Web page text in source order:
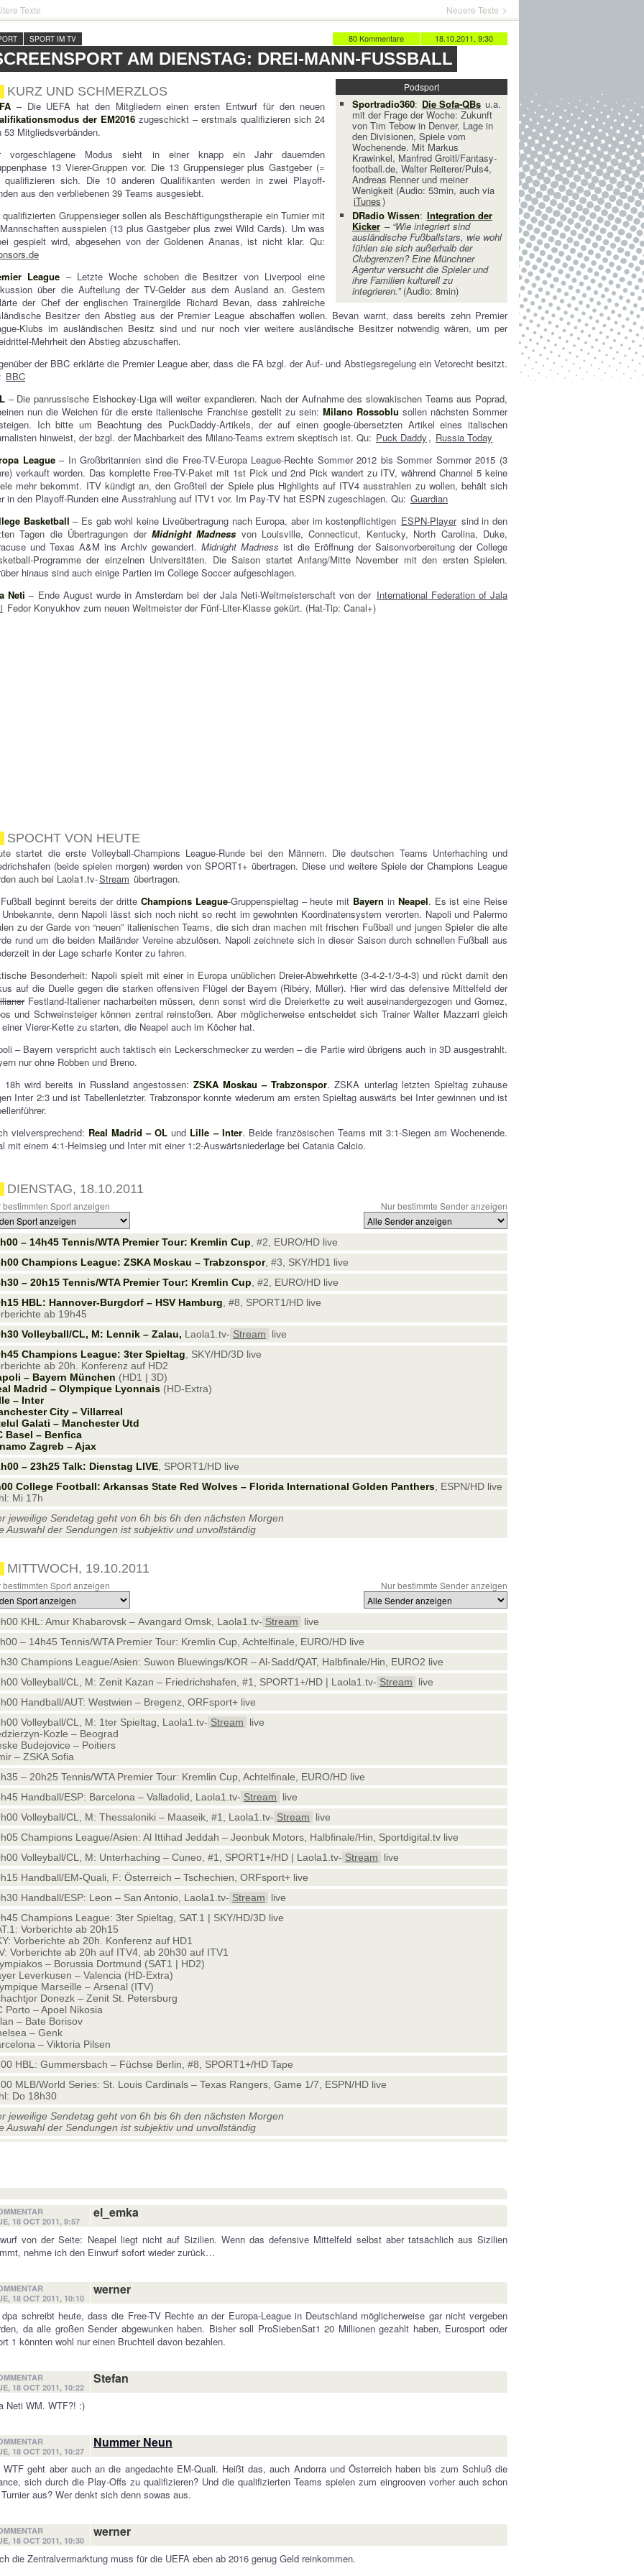
Texte Neuere Texte
18.10.2011, 9:30
80 Kommentare
SPORT IM TV
AM DIENSTAG: DREI-MANN-FUSSBALL
KURZ UND SCHMERZLOS Podsport
Sportradio360: Die Sofa-QBs u.a.
mit der Frage der Woche: Zukunft
von Tim Tebow in Denver, Lage in
den Divisionen, Spiele vom
Wochenende. Mit Markus
Krawinkel, Manfred Groitl/Fantasy-
football.de, Walter Reiterer/Puls4,
Andreas Renner und meiner
Wenigkeit (Audio: 53min, auch via
iTunes)
DRadio Wissen: Integration der
Kicker – “Wie integriert sind
ausländische Fußballstars, wie wohl
fühlen sie sich außerhalb der
Clubgrenzen? Eine Münchner
Agentur versucht die Spieler und
ihre Familien kulturell zu
integrieren.”(Audio: 8min)
– Die UEFA hat den Mitgliedern einen ersten Entwurf für den neuen
der EM2016 zugeschickt – erstmals qualifizieren sich 24
53 Mitgliedsverbänden.
vorgeschlagene Modus sieht in einer knapp ein Jahr dauernden
13 Vierer-Gruppen vor. Die 13 Gruppensieger plus Gastgeber (=
qualifizieren sich. Die 10 anderen Qualifikanten werden in zwei Playoff-
aus den verbliebenen 39 Teams ausgesiebt.
qualifizierten Gruppensieger sollen als Beschäftigungstherapie ein Turnier mit
ausspielen (13 plus Gastgeber plus zwei Wild Cards). Um was
gespielt wird, abgesehen von der Goldenen Ananas, ist nicht klar. Qu:
League – Letzte Woche schoben die Besitzer von Liverpool eine
über die Aufteilung der TV-Gelder aus dem Ausland an. Gestern
der Chef der englischen Trainergilde Richard Bevan, dass zahlreiche
Besitzer den Abstieg aus der Premier League abschaffen wollen. Bevan warnt, dass bereits zehn Premier
Klubs im ausländischen Besitz sind und nur noch vier weitere ausländische Besitzer notwendig wären, um per
Mehrheit den Abstieg abzuschaffen.
der BBC erklärte die Premier League aber, dass die FA bzgl. der Auf- und Abstiegsregelung ein Vetorecht besitzt.
BBC
– Die panrussische Eishockey-Liga will weiter expandieren. Nach der Aufnahme des slowakischen Teams aus Poprad,
nun die Weichen für die erste italienische Franchise gestellt zu sein: Milano Rossoblu sollen nächsten Sommer
Ich bitte um Beachtung des PuckDaddy-Artikels, der auf einen google-übersetzten Artikel eines italischen
hinweist, der bzgl. der Machbarkeit des Milano-Teams extrem skeptisch ist. Qu: Puck Daddy , Russia Today
League– In Großbritannien sind die Free-TV-Europa League-Rechte Sommer 2012 bis Sommer Sommer 2015 (3
verkauft worden. Das komplette Free-TV-Paket mit 1st Pick und 2nd Pick wandert zu ITV, während Channel 5 keine
mehr bekommt. ITV kündigt an, den Großteil der Spiele plus Highlights auf ITV4 ausstrahlen zu wollen, behält sich
in den Playoff-Runden eine Ausstrahlung auf ITV1 vor. Im Pay-TV hat ESPN zugeschlagen. Qu: Guardian
Basketball – Es gab wohl keine Liveübertragung nach Europa, aber im kostenpflichtigen ESPN-Player sind in den
Tagen die Übertragungen der Midnight Madness von Louisville, Connecticut, Kentucky, North Carolina, Duke,
und Texas A&M ins Archiv gewandert.Midnight Madness ist die Eröffnung der Saisonvorbereitung der College
Programme der einzelnen Universitäten. Die Saison startet Anfang/Mitte November mit den ersten Spielen.
hinaus sind auch einige Partien im College Soccer aufgeschlagen.
Neti – Ende August wurde in Amsterdam bei der Jala Neti-Weltmeisterschaft von der International Federation of Jala
Fedor Konyukhov zum neuen Weltmeister der Fünf-Liter-Klasse gekürt. (Hat-Tip: Canal+)
SPOCHT VON HEUTE
startet die erste Volleyball-Champions League-Runde bei den Männern. Die deutschen Teams Unterhaching und
(beide spielen morgen) werden von SPORT1+ übertragen. Diese und weitere Spiele der Champions League
auch bei Laola1.tv-Stream übertragen.
beginnt bereits der dritte Champions League-Gruppenspieltag – heute mit Bayern in Neapel. Es ist eine Reise
denn Napoli lässt sich noch nicht so recht im gewohnten Koordinatensystem verorten. Napoli und Palermo
zu der Garde von “neuen” italienischen Teams, die sich dran machen mit frischen Fußball und jungen Spieler die alte
rund um die beiden Mailänder Vereine abzulösen. Napoli zeichnete sich in dieser Saison durch schnellen Fußball aus
in der Lage scharfe Konter zu fahren.
Besonderheit: Napoli spielt mit einer in Europa unüblichen Dreier-Abwehrkette (3-4-2-1/3-4-3) und rückt damit den
auf die Duelle gegen die starken offensiven Flügel der Bayern (Ribéry, Müller). Hier wird das defensive Mittelfeld der
Festland-Italiener nacharbeiten müssen, denn sonst wird die Dreierkette zu weit auseinandergezogen und Gomez,
und Schweinsteiger können zentral reinstoßen. Aber möglicherweise entscheidet sich Trainer Walter Mazzarri gleich
Vierer-Kette zu starten, die Neapel auch im Köcher hat.
– Bayern verspricht auch taktisch ein Leckerschmecker zu werden – die Partie wird übrigens auch in 3D ausgestrahlt.
nur ohne Robben und Breno.
18h wird bereits in Russland angestossen: ZSKA Moskau – Trabzonspor. ZSKA unterlag letzten Spieltag zuhause
Inter 2:3 und ist Tabellenletzter. Trabzonspor konnte wiederum am ersten Spieltag auswärts bei Inter gewinnen und ist
vielversprechend: Real Madrid – OL und Lille – Inter. Beide französischen Teams mit 3:1-Siegen am Wochenende.
mit einem 4:1-Heimsieg und Inter mit einer 1:2-Auswärtsniederlage bei Catania Calcio.
DIENSTAG, 18.10.2011
bestimmten Sport anzeigen Nur bestimmte Sender anzeigen
– 14h45 Tennis/WTA Premier Tour: Kremlin Cup , #2, EURO/HD live
Champions League: ZSKA Moskau – Trabzonspor, #3, SKY/HD1 live
– 20h15 Tennis/WTA Premier Tour: Kremlin Cup , #2, EURO/HD live
HBL: Hannover-Burgdorf – HSV Hamburg , #8, SPORT1/HD live
ab 19h45
Volleyball/CL, M: Lennik – Zalau, Laola1.tv- Stream
live
Champions League: 3ter Spieltag , SKY/HD/3D live
ab 20h. Konferenz auf HD2
– Bayern München (HD1 | 3D)
Madrid – Olympique Lyonnais (HD-Extra)
– Inter
City – Villarreal
Galati – Manchester Utd
Basel – Benfica
Zagreb – Ajax
– 23h25 Talk: Dienstag LIVE , SPORT1/HD live
College Football: Arkansas State Red Wolves – Florida International Golden Panthers , ESPN/HD live
Mi 17h
jeweilige Sendetag geht von 6h bis 6h den nächsten Morgen
Auswahl der Sendungen ist subjektiv und unvollständig
MITTWOCH, 19.10.2011
bestimmten Sport anzeigen Nur bestimmte Sender anzeigen
KHL: Amur Khabarovsk – Avangard Omsk, Laola1.tv- Stream
live
– 14h45 Tennis/WTA Premier Tour: Kremlin Cup, Achtelfinale, EURO/HD live
Champions League/Asien: Suwon Bluewings/KOR – Al-Sadd/QAT, Halbfinale/Hin, EURO2 live
Volleyball/CL, M: Zenit Kazan – Friedrichshafen, #1, SPORT1+/HD | Laola1.tv- Stream
live
Handball/AUT: Westwien – Bregenz, ORFsport+ live
Volleyball/CL, M: 1ter Spieltag, Laola1.tv- Stream
live
Kozle – Beograd
Budejovice – Poitiers
– ZSKA Sofia
– 20h25 Tennis/WTA Premier Tour: Kremlin Cup, Achtelfinale, EURO/HD live
Handball/ESP: Barcelona – Valladolid, Laola1.tv- Stream
live
Volleyball/CL, M: Thessaloniki – Maaseik, #1, Laola1.tv- Stream
live
Champions League/Asien: Al Ittihad Jeddah – Jeonbuk Motors, Halbfinale/Hin, Sportdigital.tv live
Volleyball/CL, M: Unterhaching – Cuneo, #1, SPORT1+/HD | Laola1.tv- Stream
live
Handball/EM-Quali, F: Österreich – Tschechien, ORFsport+ live
Handball/ESP: Leon – San Antonio, Laola1.tv- Stream
live
Champions League: 3ter Spieltag, SAT.1 | SKY/HD/3D live
Vorberichte ab 20h15
Vorberichte ab 20h. Konferenz auf HD1
Vorberichte ab 20h auf ITV4, ab 20h30 auf ITV1
– Borussia Dortmund (SAT1 | HD2)
Leverkusen – Valencia (HD-Extra)
Marseille – Arsenal (ITV)
Donezk – Zenit St. Petersburg
Porto – Apoel Nikosia
– Bate Borisov
– Genk
– Viktoria Pilsen
HBL: Gummersbach – Füchse Berlin, #8, SPORT1+/HD Tape
MLB/World Series: St. Louis Cardinals – Texas Rangers, Game 1/7, ESPN/HD live
Do 18h30
jeweilige Sendetag geht von 6h bis 6h den nächsten Morgen
Auswahl der Sendungen ist subjektiv und unvollständig
18 OCT 2011, 9:57
el_emka
von der Seite: Neapel liegt nicht auf Sizilien. Wenn das defensive Mittelfeld selbst aber tatsächlich aus Sizilien
nehme ich den Einwurf sofort wieder zurück…
18 OCT 2011, 10:10
werner
schreibt heute, dass die Free-TV Rechte an der Europa-League in Deutschland möglicherweise gar nicht vergeben
da alle großen Sender abgewunken haben. Bisher soll ProSiebenSat1 20 Millionen gezahlt haben, Eurosport oder
1 könnten wohl nur einen Bruchteil davon bezahlen.
18 OCT 2011, 10:22
Stefan
Neti WM. WTF?! :)
18 OCT 2011, 10:27
Nummer Neun
WTF geht aber auch an die angedachte EM-Quali. Heißt das, auch Andorra und Österreich haben bis zum Schluß die
sich durch die Play-Offs zu qualifizieren? Und die qualifizierten Teams spielen zum eingrooven vorher auch schon
aus? Wer denkt sich denn sowas aus.
18 OCT 2011, 10:30
werner
die Zentralvermarktung muss für die UEFA eben ab 2016 genug Geld reinkommen.